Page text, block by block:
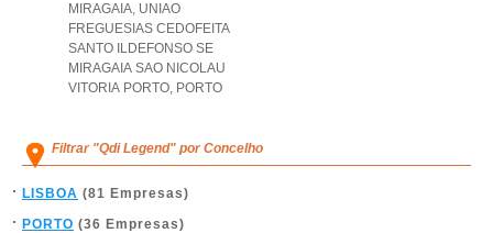
MIRAGAIA, UNIAO
FREGUESIAS CEDOFEITA
SANTO ILDEFONSO SE
MIRAGAIA SAO NICOLAU
VITORIA PORTO, PORTO
Filtrar "Qdi Legend" por Concelho
LISBOA (81 Empresas)
PORTO (36 Empresas)